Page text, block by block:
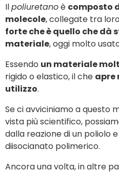
Ilpoliuretanoè composto
molecole, collegate tra
forte che è quello che dà
materiale, oggi molto
Essendo un materiale
rigido o elastico, il che apre
utilizzo.
Se ci avviciniamo a questo
vista più scientifico,
dalla reazione di un poliolo
diisocianato polimerico.
Ancora una volta, in altre